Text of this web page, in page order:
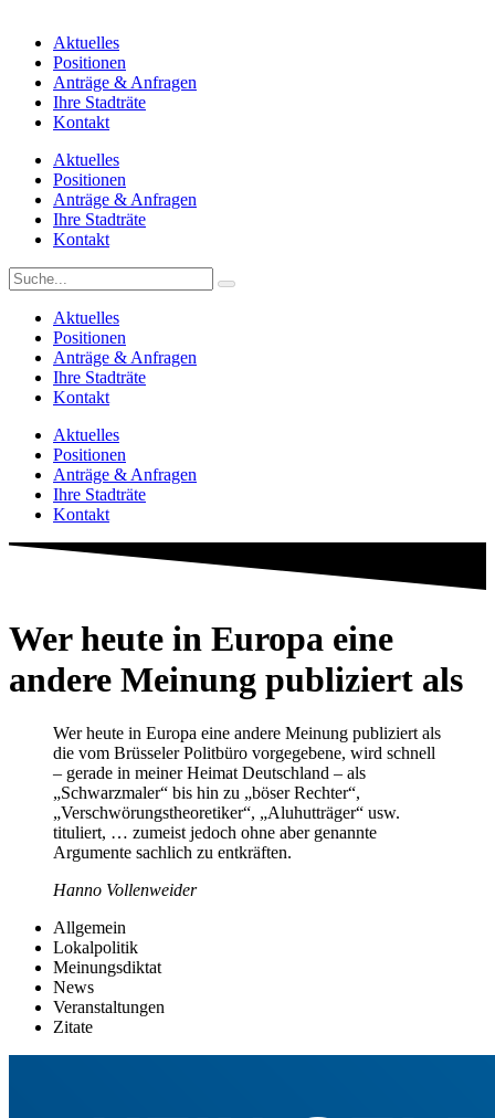
Aktuelles
Positionen
Anträge & Anfragen
Ihre Stadträte
Kontakt
Aktuelles
Positionen
Anträge & Anfragen
Ihre Stadträte
Kontakt
Aktuelles
Positionen
Anträge & Anfragen
Ihre Stadträte
Kontakt
Aktuelles
Positionen
Anträge & Anfragen
Ihre Stadträte
Kontakt
Wer heute in Europa eine
andere Meinung publiziert als
Wer heute in Europa eine andere Meinung publiziert als
die vom Brüsseler Politbüro vorgegebene, wird schnell
– gerade in meiner Heimat Deutschland – als
„Schwarzmaler“ bis hin zu „böser Rechter“,
„Verschwörungstheoretiker“, „Aluhutträger“ usw.
tituliert, … zumeist jedoch ohne aber genannte
Argumente sachlich zu entkräften.
Hanno Vollenweider
Allgemein
Lokalpolitik
Meinungsdiktat
News
Veranstaltungen
Zitate